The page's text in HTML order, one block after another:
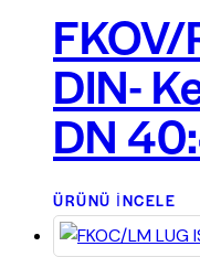
FKOV/
DIN-
DN
ÜRÜNÜ İNCELE